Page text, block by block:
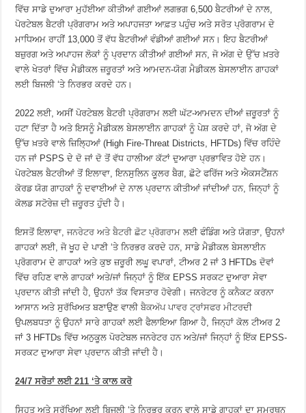
ਵਿੱਚ ਸਾਡੇ ਦੁਆਰਾ ਮੁਹੱਈਆ ਕੀਤੀਆਂ ਗਈਆਂ ਲਗਭਗ 6,500 ਬੈਟਰੀਆਂ ਦੇ ਨਾਲ,
ਪੋਰਟੇਬਲ ਬੈਟਰੀ ਪ੍ਰੋਗਰਾਮ ਅਤੇ ਅਪਾਹਜਤਾ ਆਫ਼ਤ ਪਹੁੰਚ ਅਤੇ ਸਰੋਤ ਪ੍ਰੋਗਰਾਮ ਦੇ
ਮਾਧਿਅਮ ਰਾਹੀਂ 13,000 ਤੋਂ ਵੱਧ ਬੈਟਰੀਆਂ ਵੰਡੀਆਂ ਗਈਆਂ ਸਨ। ਇਹ ਬੈਟਰੀਆਂ
ਬਜ਼ੁਰਗ ਅਤੇ ਅਪਾਹਜ ਲੋਕਾਂ ਨੂੰ ਪ੍ਰਦਾਨ ਕੀਤੀਆਂ ਗਈਆਂ ਸਨ, ਜੋ ਅੱਗ ਦੇ ਉੱਚ ਖ਼ਤਰੇ
ਵਾਲੇ ਖੇਤਰਾਂ ਵਿੱਚ ਮੈਡੀਕਲ ਜ਼ਰੂਰਤਾਂ ਅਤੇ ਆਮਦਨ-ਯੋਗ ਮੈਡੀਕਲ ਬੇਸਲਾਈਨ ਗਾਹਕਾਂ
ਲਈ ਬਿਜਲੀ ‘ਤੇ ਨਿਰਭਰ ਕਰਦੇ ਹਨ।
2022 ਲਈ, ਅਸੀਂ ਪੋਰਟੇਬਲ ਬੈਟਰੀ ਪ੍ਰੋਗਰਾਮ ਲਈ ਘੱਟ-ਆਮਦਨ ਦੀਆਂ ਜ਼ਰੂਰਤਾਂ ਨੂੰ
ਹਟਾ ਦਿੱਤਾ ਹੈ ਅਤੇ ਇਸਨੂੰ ਮੈਡੀਕਲ ਬੇਸਲਾਈਨ ਗਾਹਕਾਂ ਨੂੰ ਪੇਸ਼ ਕਰਦੇ ਹਾਂ, ਜੋ ਅੱਗ ਦੇ
ਉੱਚ ਖ਼ਤਰੇ ਵਾਲੇ ਜ਼ਿਲ੍ਹਿਆਂ (High Fire-Threat Districts, HFTDs) ਵਿੱਚ ਰਹਿੰਦੇ
ਹਨ ਜਾਂ PSPS ਦੇ ਦੋ ਜਾਂ ਦੋ ਤੋਂ ਵੱਧ ਹਾਲੀਆ ਕੱਟਾਂ ਦੁਆਰਾ ਪ੍ਰਭਾਵਿਤ ਹੋਏ ਹਨ।
ਪੋਰਟੇਬਲ ਬੈਟਰੀਆਂ ਤੋਂ ਇਲਾਵਾ, ਇਨਸੁਲਿਨ ਕੂਲਰ ਬੈਗ, ਛੋਟੇ ਫਰਿੱਜ ਅਤੇ ਐਕਸਟੈਂਸ਼ਨ
ਕੋਰਡ ਯੋਗ ਗਾਹਕਾਂ ਨੂੰ ਦਵਾਈਆਂ ਦੇ ਨਾਲ ਪ੍ਰਦਾਨ ਕੀਤੀਆਂ ਜਾਂਦੀਆਂ ਹਨ, ਜਿਨ੍ਹਾਂ ਨੂੰ
ਕੋਲਡ ਸਟੋਰੇਜ਼ ਦੀ ਜ਼ਰੂਰਤ ਹੁੰਦੀ ਹੈ।
ਇਸਤੋਂ ਇਲਾਵਾ,ਜਨਰੇਟਰ ਅਤੇ ਬੈਟਰੀ ਛੋਟ ਪ੍ਰੋਗਰਾਮ ਲਈ ਫੰਡਿੰਗ ਅਤੇ ਯੋਗਤਾ, ਉਹਨਾਂ
ਗਾਹਕਾਂ ਲਈ, ਜੋ ਖੂਹ ਦੇ ਪਾਣੀ ‘ਤੇ ਨਿਰਭਰ ਕਰਦੇ ਹਨ, ਸਾਡੇ ਮੈਡੀਕਲ ਬੇਸਲਾਈਨ
ਪ੍ਰੋਗਰਾਮ ਦੇ ਗਾਹਕਾਂ ਅਤੇ ਕੁਝ ਜ਼ਰੂਰੀ ਲਘੂ ਵਪਾਰਾਂ, ਟੀਅਰ 2 ਜਾਂ 3 HFTDs ਦੋਵਾਂ
ਵਿੱਚ ਰਹਿਣ ਵਾਲੇ ਗਾਹਕਾਂ ਅਤੇ/ਜਾਂ ਜਿਨ੍ਹਾਂ ਨੂੰ ਇੱਕ EPSS ਸਰਕਟ ਦੁਆਰਾ ਸੇਵਾ
ਪ੍ਰਦਾਨ ਕੀਤੀ ਜਾਂਦੀ ਹੈ, ਉਹਨਾਂ ਤੱਕ ਵਿਸਤਾਰ ਹੋਵੇਗੀ। ਜਨਰੇਟਰ ਨੂੰ ਕਨੈਕਟ ਕਰਨਾ
ਆਸਾਨ ਅਤੇ ਸੁਰੱਖਿਅਤ ਬਣਾਉਣ ਵਾਲੀਬੈਕਅੱਪ ਪਾਵਰ ਟ੍ਰਾਂਸਫਰ ਮੀਟਰਦੀ
ਉਪਲਬਧਤਾ ਨੂੰ ਉਹਨਾਂ ਸਾਰੇ ਗਾਹਕਾਂ ਲਈ ਫੈਲਾਇਆ ਗਿਆ ਹੈ, ਜਿਨ੍ਹਾਂ ਕੋਲ ਟੀਅਰ 2
ਜਾਂ 3 HFTDs ਵਿੱਚ ਅਨੁਕੂਲ ਪੋਰਟੇਬਲ ਜਨਰੇਟਰ ਹਨ ਅਤੇ/ਜਾਂ ਜਿਨ੍ਹਾਂ ਨੂੰ ਇੱਕ EPSS-
ਸਰਕਟ ਦੁਆਰਾ ਸੇਵਾ ਪ੍ਰਦਾਨ ਕੀਤੀ ਜਾਂਦੀ ਹੈ।
24/7 ਸਰੋਤਾਂ ਲਈ 211 ‘ਤੇ ਕਾਲ ਕਰੋ
ਸਿਹਤ ਅਤੇ ਸੁਰੱਖਿਆ ਲਈ ਬਿਜਲੀ ‘ਤੇ ਨਿਰਭਰ ਕਰਨ ਵਾਲੇ ਸਾਡੇ ਗਾਹਕਾਂ ਦਾ ਸਮਰਥਨ